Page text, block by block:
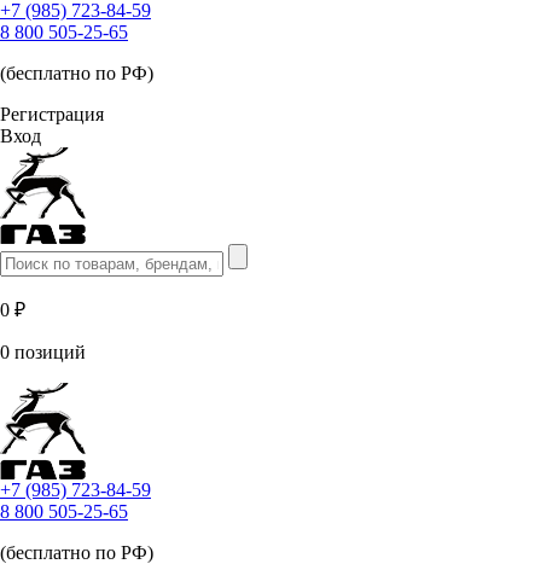
+7 (985) 723-84-59
8 800 505-25-65
(бесплатно по РФ)
Регистрация
Вход
0 ₽
0 позиций
+7 (985) 723-84-59
8 800 505-25-65
(бесплатно по РФ)